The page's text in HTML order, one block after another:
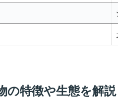
の特徴や生態を解説